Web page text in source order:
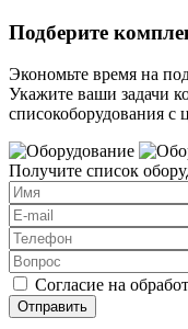
Подберите
Экономьте время на
Укажите ваши задачи
списокоборудования с
Получите список
Согласие на
Отправить